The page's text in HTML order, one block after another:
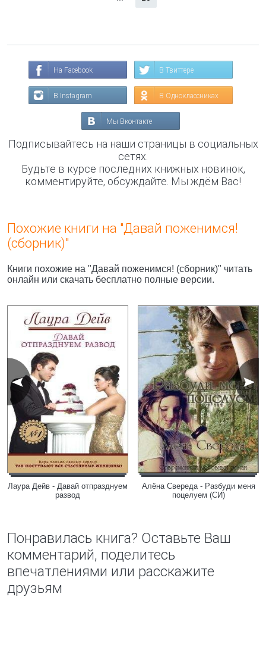
На Facebook В Твиттере
В Instagram В Одноклассниках
Мы Вконтакте
Подписывайтесь на наши страницы в социальных
сетях.
Будьте в курсе последних книжных новинок,
комментируйте, обсуждайте. Мы ждём Вас!
Похожие книги на "Давай поженимся!
(сборник)"
Книги похожие на "Давай поженимся! (сборник)" читать
онлайн или скачать бесплатно полные версии.
Лаура Дейв - Давай отпразднуем
развод
Алёна Свереда - Разбуди меня
поцелуем (СИ)
Понравилась книга? Оставьте Ваш
комментарий, поделитесь
впечатлениями или расскажите
друзьям